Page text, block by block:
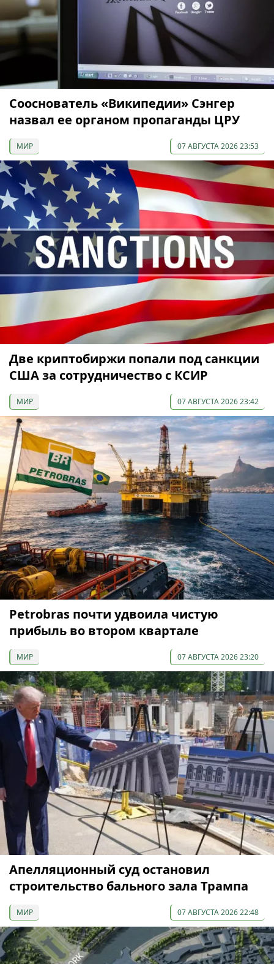
Сооснователь «Википедии» Сэнгер
назвал ее органом пропаганды ЦРУ
МИР 07 АВГУСТА 2026 23:53
Две криптобиржи попали под санкции
США за сотрудничество с КСИР
МИР 07 АВГУСТА 2026 23:42
Petrobras почти удвоила чистую
прибыль во втором квартале
МИР 07 АВГУСТА 2026 23:20
Апелляционный суд остановил
строительство бального зала Трампа
МИР 07 АВГУСТА 2026 22:48